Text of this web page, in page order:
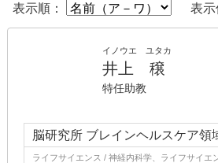
表示順： 表示
イノウエ ユタカ
井上 穣
特任助教
脳研究所 ブレインヘルスケア領
ライフサイエンス / 神経内科学、ライフサイエ